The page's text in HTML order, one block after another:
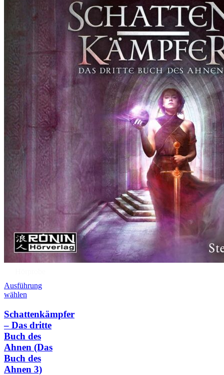
Ausführung
wählen
Schattenkämpfer
– Das dritte
Buch des
Ahnen (Das
Buch des
Ahnen 3)